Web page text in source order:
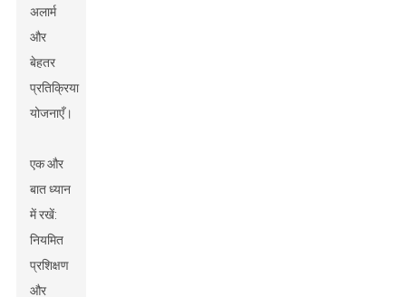
अलार्म
और
बेहतर
प्रतिक्रिया
योजनाएँ।
एक और
बात ध्यान
में रखें:
नियमित
प्रशिक्षण
और